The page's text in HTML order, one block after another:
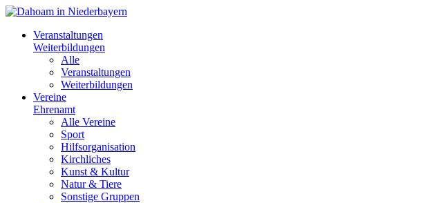
Veranstaltungen
Weiterbildungen
Alle
Veranstaltungen
Weiterbildungen
Vereine
Ehrenamt
Alle Vereine
Sport
Hilfsorganisation
Kirchliches
Kunst & Kultur
Natur & Tiere
Sonstige Gruppen